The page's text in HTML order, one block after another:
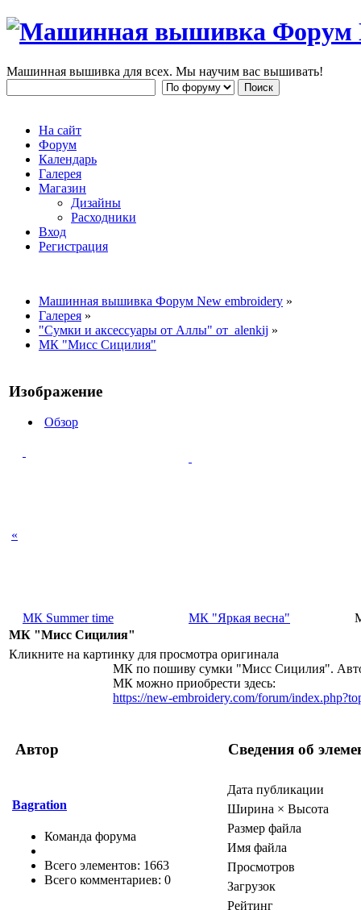
Машинная вышивка для всех. Мы научим вас вышивать!
На сайт
Форум
Календарь
Галерея
Магазин
Дизайны
Расходники
Вход
Регистрация
Машинная вышивка Форум New embroidery »
Галерея »
"Сумки и аксессуары от Аллы" от alenkij »
МК "Мисс Сицилия"
Изображение
Обзор
«
МК Summer time МК "Яркая весна"
МК "Мисс Сицилия"
Кликните на картинку для просмотра оригинала
МК по пошиву сумки "Мисс Сицилия".
МК можно приобрести здесь:
https://new-embroidery.com/forum/
Автор Сведения об
Bagration
Команда форума
Всего элементов: 1663
Всего комментариев: 0
Дата публикации
Ширина × Высота
Размер файла
Имя файла
Просмотров
Загрузок
Рейтинг